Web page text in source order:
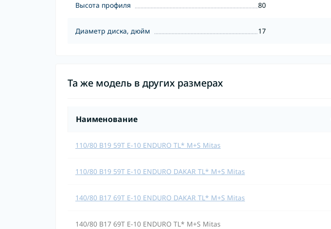
Высота профиля 80
Диаметр диска, дюйм 17
Та же модель в других размерах
Наименование
110/80 B19 59T E-10 ENDURO TL* M+S Mitas
110/80 B19 59T E-10 ENDURO DAKAR TL* M+S Mitas
140/80 B17 69T E-10 ENDURO DAKAR TL* M+S Mitas
140/80 B17 69T E-10 ENDURO TL* M+S Mitas